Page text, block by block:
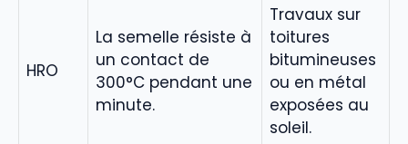
HRO
La semelle résiste à
un contact de
300°C pendant une
minute.
Travaux sur
toitures
bitumineuses
ou en métal
exposées au
soleil.